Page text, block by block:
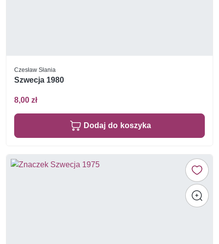
Czesław Słania
Szwecja 1980
8,00 zł
Dodaj do koszyka